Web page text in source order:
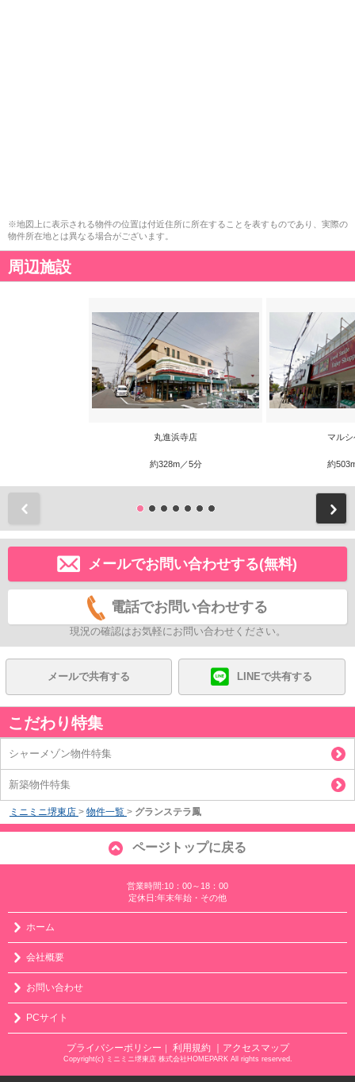
※地図上に表示される物件の位置は付近住所に所在することを表すものであり、実際の
物件所在地とは異なる場合がございます。
周辺施設
丸進浜寺店
約328m／5分
マル
約
メールでお問い合わせする(無料)
電話でお問い合わせする
現況の確認はお気軽にお問い合わせください。
メールで共有する LINEで共有する
こだわり特集
シャーメゾン物件特集
新築物件特集
ミニミニ堺東店 > 物件一覧 > グランステラ鳳
ページトップに戻る
営業時間:10：00～18：00
定休日:年末年始・その他
ホーム
会社概要
お問い合わせ
PCサイト
プライバシーポリシー 利用規約 ｜アクセスマップ
Copyright(c) ミニミニ堺東店 株式会社HOMEPARK All rights reserved.